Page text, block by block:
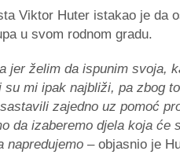
Viktor Huter istakao je da
u svom rodnom gradu.
jer želim da ispunim svoja,
mi ipak najbliži, pa zbog
zajedno uz pomoć
da izaberemo djela koja će
napredujemo– objasnio je